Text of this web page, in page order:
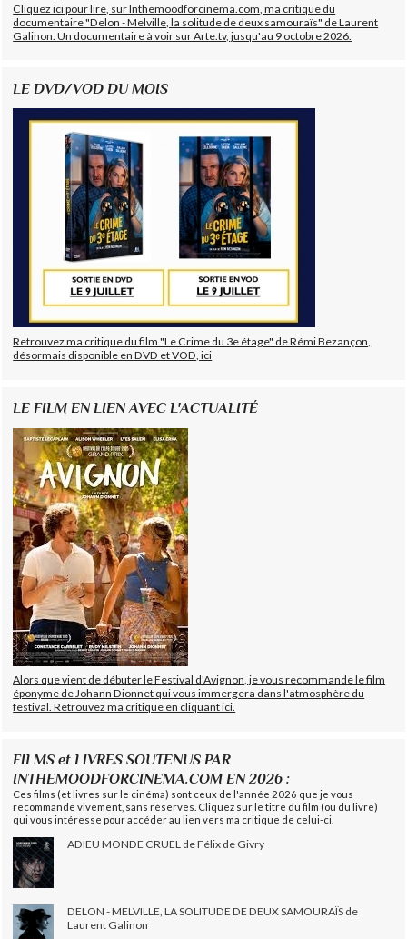
Cliquez ici pour lire, sur Inthemoodforcinema.com, ma critique du
documentaire "Delon - Melville, la solitude de deux samouraïs" de Laurent
Galinon. Un documentaire à voir sur Arte.tv, jusqu'au 9 octobre 2026.
LE DVD/VOD DU MOIS
Retrouvez ma critique du film "Le Crime du 3e étage" de Rémi Bezançon,
désormais disponible en DVD et VOD, ici
LE FILM EN LIEN AVEC L'ACTUALITÉ
Alors que vient de débuter le Festival d'Avignon, je vous recommande le film
éponyme de Johann Dionnet qui vous immergera dans l'atmosphère du
festival. Retrouvez ma critique en cliquant ici.
FILMS et LIVRES SOUTENUS PAR
INTHEMOODFORCINEMA.COM EN 2026 :
Ces films (et livres sur le cinéma) sont ceux de l'année 2026 que je vous
recommande vivement, sans réserves. Cliquez sur le titre du film (ou du livre)
qui vous intéresse pour accéder au lien vers ma critique de celui-ci.
ADIEU MONDE CRUEL de Félix de Givry
DELON - MELVILLE, LA SOLITUDE DE DEUX SAMOURAÏS de
Laurent Galinon